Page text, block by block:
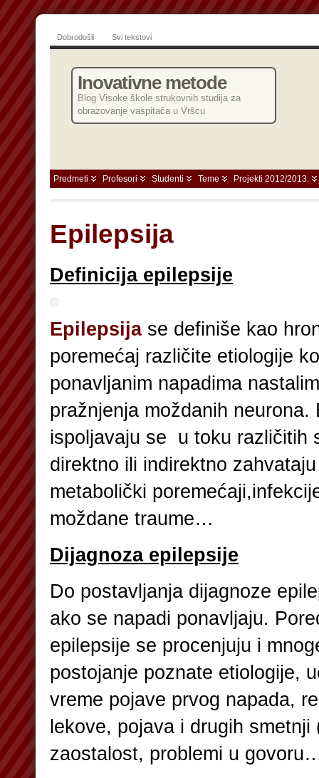
Dobrodošli Svi tekstovi
Inovativne metode
Blog Visoke škole strukovnih studija za
obrazovanje vaspitača u Vršcu
Predmeti Profesori Studenti Teme Projekti 2012/2013.
Epilepsija
Definicija epilepsije
Epilepsijase definiše kao
poremećaj različite etiologije
ponavljanim napadima
pražnjenja moždanih neurona.
ispoljavaju se u toku različitih
direktno ili indirektno
metabolički
moždane traume…
Dijagnoza epilepsije
Do postavljanja dijagnoze
ako se napadi ponavljaju.
epilepsije se procenjuju i
postojanje poznate etiologije,
vreme pojave prvog napada,
lekove, pojava i drugih smetnji
zaostalost, problemi u